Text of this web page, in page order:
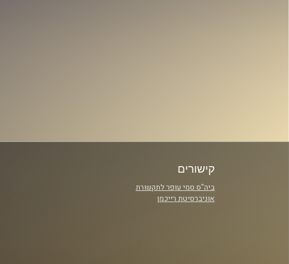
קישורים
ביה"ס סמי עופר לתקשורת
אוניברסיטת רייכמן